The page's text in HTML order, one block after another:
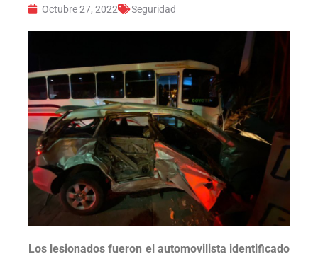
Octubre 27, 2022 Seguridad
Los lesionados fueron el automovilista identificado